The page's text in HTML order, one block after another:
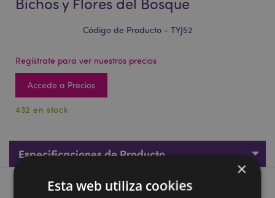
Código de Producto - TYJ52
Regístrate para ver nuestros precios
Accede a Precios
432 en stock
Especificaciones de Producto
Descripción de Producto
×
Esta web utiliza cookies